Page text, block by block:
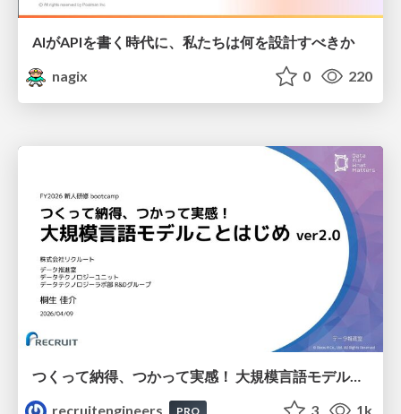
AIがAPIを書く時代に、私たちは何を設計すべきか
nagix
0 220
つくって納得、つかって実感！ 大規模言語モデルことはじめ ver2.0
recruitengineers
PRO 3 1k